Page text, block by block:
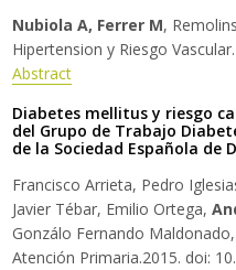
Nubiola A, Ferrer M,
Hipertension y Riesgo
Abstract
Diabetes mellitus y riesgo
del Grupo de Trabajo
de la Sociedad Española de
Francisco Arrieta, Pedro
Javier Tébar, Emilio Ortega,
Gonzálo Fernando
Atención Primaria.2015. doi: